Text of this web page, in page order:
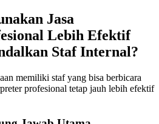
Jasa
Lebih Efektif
Staf Internal?
memiliki staf yang bisa berbicara
profesional tetap jauh lebih efektif